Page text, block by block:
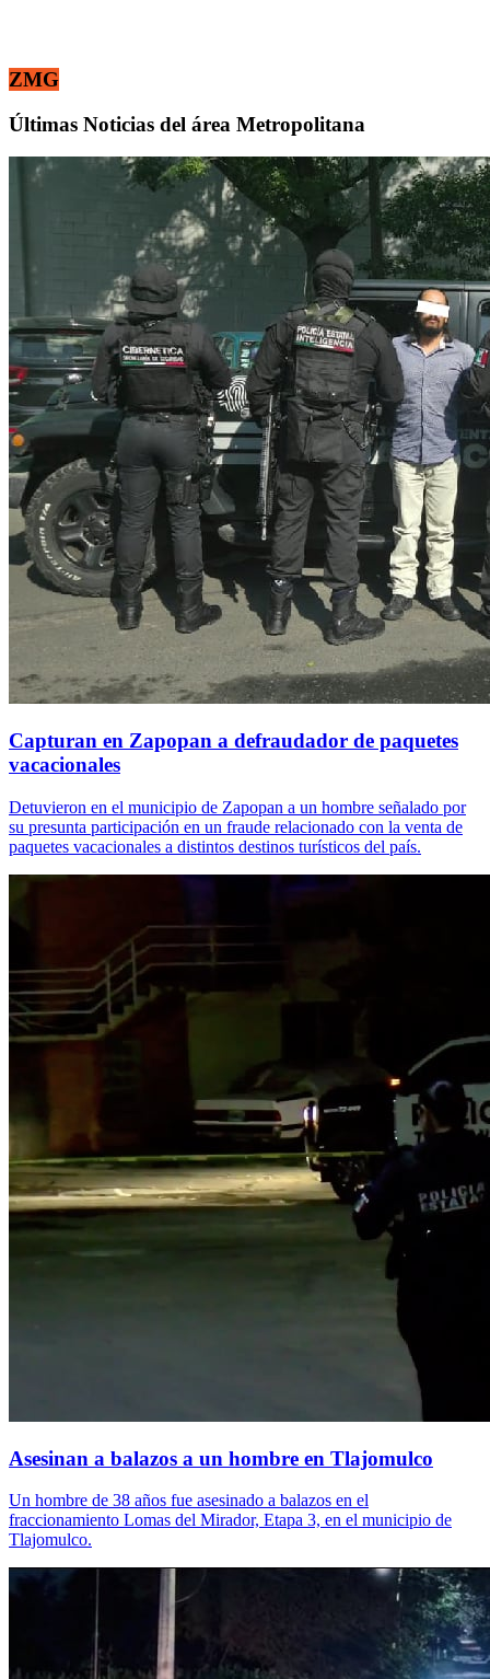
ZMG
Últimas Noticias del área Metropolitana
Capturan en Zapopan a defraudador de paquetes
vacacionales
Detuvieron en el municipio de Zapopan a un hombre señalado por
su presunta participación en un fraude relacionado con la venta de
paquetes vacacionales a distintos destinos turísticos del país.
Asesinan a balazos a un hombre en Tlajomulco
Un hombre de 38 años fue asesinado a balazos en el
fraccionamiento Lomas del Mirador, Etapa 3, en el municipio de
Tlajomulco.